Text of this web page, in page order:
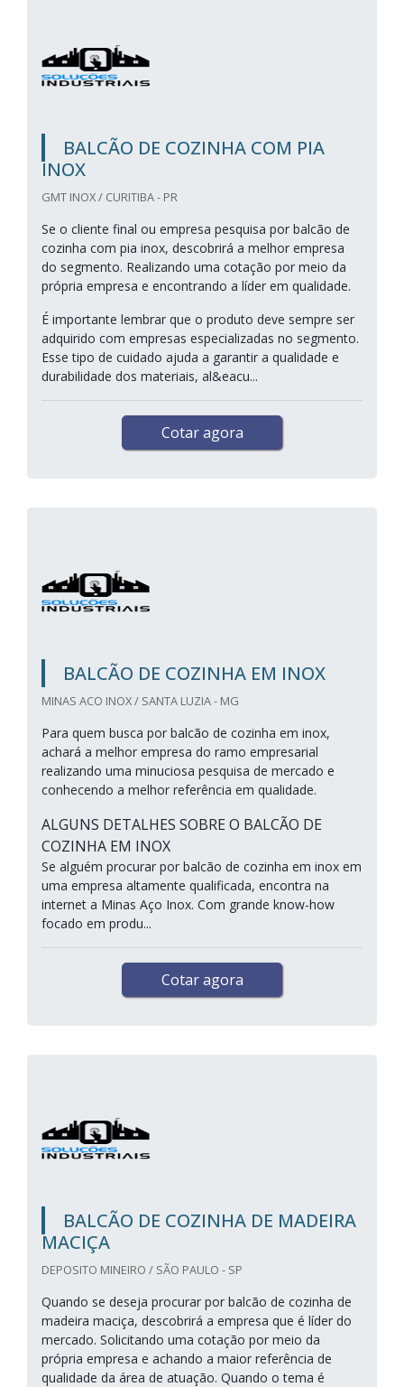
BALCÃO DE COZINHA COM PIA
INOX
GMT INOX / CURITIBA - PR
Se o cliente final ou empresa pesquisa por balcão de
cozinha com pia inox, descobrirá a melhor empresa
do segmento. Realizando uma cotação por meio da
própria empresa e encontrando a líder em qualidade.
É importante lembrar que o produto deve sempre ser
adquirido com empresas especializadas no segmento.
Esse tipo de cuidado ajuda a garantir a qualidade e
durabilidade dos materiais, al&eacu...
Cotar agora
BALCÃO DE COZINHA EM INOX
MINAS ACO INOX / SANTA LUZIA - MG
Para quem busca por balcão de cozinha em inox,
achará a melhor empresa do ramo empresarial
realizando uma minuciosa pesquisa de mercado e
conhecendo a melhor referência em qualidade.
ALGUNS DETALHES SOBRE O BALCÃO DE
COZINHA EM INOX
Se alguém procurar por balcão de cozinha em inox em
uma empresa altamente qualificada, encontra na
internet a Minas Aço Inox. Com grande know-how
focado em produ...
Cotar agora
BALCÃO DE COZINHA DE MADEIRA
MACIÇA
DEPOSITO MINEIRO / SÃO PAULO - SP
Quando se deseja procurar por balcão de cozinha de
madeira maciça, descobrirá a empresa que é líder do
mercado. Solicitando uma cotação por meio da
própria empresa e achando a maior referência de
qualidade da área de atuação. Quando o tema é